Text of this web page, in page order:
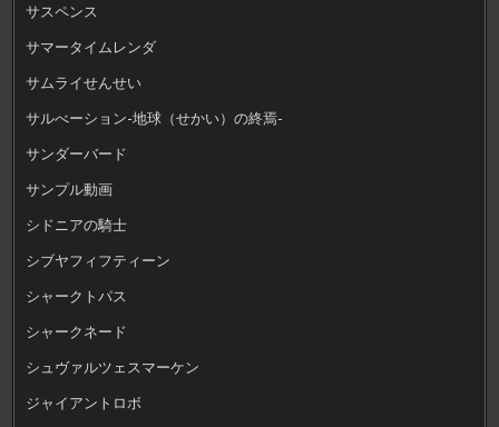
サスペンス
サマータイムレンダ
サムライせんせい
サルべーション-地球（せかい）の終焉-
サンダーバード
サンプル動画
シドニアの騎士
シブヤフィフティーン
シャークトパス
シャークネード
シュヴァルツェスマーケン
ジャイアントロボ